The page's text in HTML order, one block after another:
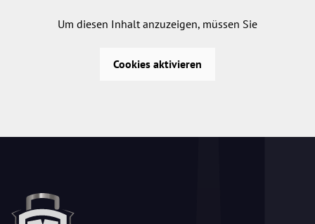
Um diesen Inhalt anzuzeigen, müssen Sie
Cookies aktivieren